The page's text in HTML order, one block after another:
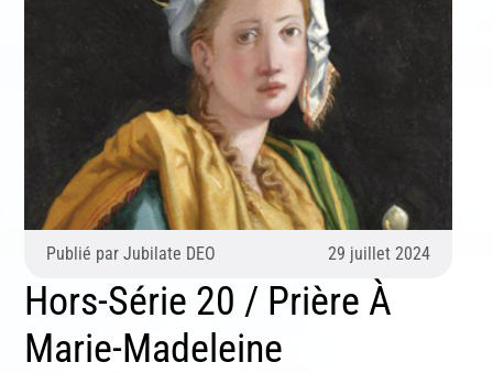
Publié par Jubilate DEO 29 juillet 2024
Hors-Série 20 / Prière À
Marie-Madeleine